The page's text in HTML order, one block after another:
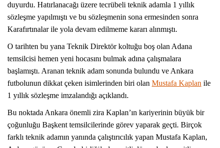
duyurdu. Hatırlanacağı üzere tecrübeli teknik adamla 1 yıllık
sözleşme yapılmıştı ve bu sözleşmenin sona ermesinden sonra
Karafırtınalar ile yola devam edilmeme kararı alınmıştı.
O tarihten bu yana Teknik Direktör koltuğu boş olan Adana
temsilcisi hemen yeni hocasını bulmak adına çalışmalara
başlamıştı. Aranan teknik adam sonunda bulundu ve Ankara
futbolunun dikkat çeken isimlerinden biri olan Mustafa Kaplan ile
1 yıllık sözleşme imzalandığı açıklandı.
Bu noktada Ankara önemli zira Kaplan’ın kariyerinin büyük bir
çoğunluğu Başkent temsilcilerinde görev yaparak geçti. Birçok
farklı teknik adamın yanında çalıştırıcılık yapan Mustafa Kaplan,